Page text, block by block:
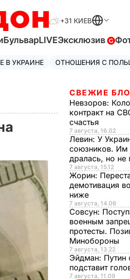
+31 КИЕВ
БульварLIVEЭксклюзив
В УКРАИНЕ ОТНОШЕНИЯ С
СВЕЖИЕ
Невзоров:
контракт на
счастья
7 августа, 16.02
Левин: У
союзников. Им
дралась, но не
7 августа, 15.12
Жорин:
демотивация
ниже
7 августа, 14.06
Совсун:
военным
протесты.
Минобороны
7 августа, 13.22
Эйдман: Путин
подставит
7 августа, 11.09